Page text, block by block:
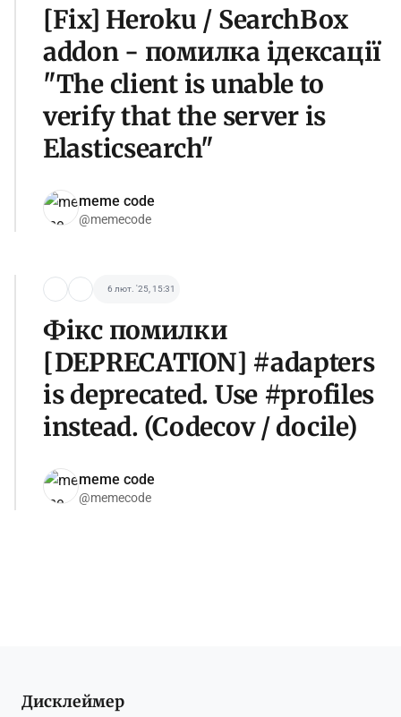
[Fix] Heroku / SearchBox
addon - помилка ідексації
"The client is unable to
verify that the server is
Elasticsearch"
meme code
@memecode
6 лют. '25, 15:31
Фікс помилки
[DEPRECATION] #adapters
is deprecated. Use #profiles
instead. (Codecov / docile)
meme code
@memecode
Дисклеймер